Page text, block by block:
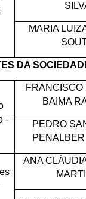
MARIA
DA
-
FRANCISCO
BAIMA
PEDRO
ANA